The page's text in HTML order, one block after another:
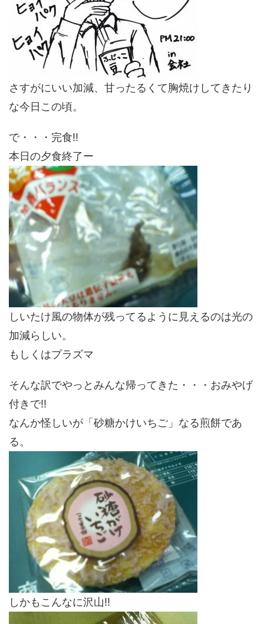
さすがにいい加減、甘ったるくて胸焼けしてきたり
な今日この頃。
で・・・完食!!
本日の夕食終了ー
しいたけ風の物体が残ってるように見えるのは光の
加減らしい。
もしくはプラズマ
そんな訳でやっとみんな帰ってきた・・・おみやげ
付きで!!
なんか怪しいが「砂糖かけいちご」なる煎餅であ
る。
しかもこんなに沢山!!